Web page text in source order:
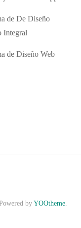
de De Diseño
Integral
de Diseño Web
by YOOtheme.